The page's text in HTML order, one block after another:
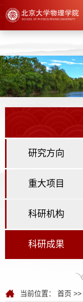
快速导航
研究方向
重大项目
科研机构
科研成果
当前位置： 首页 >>